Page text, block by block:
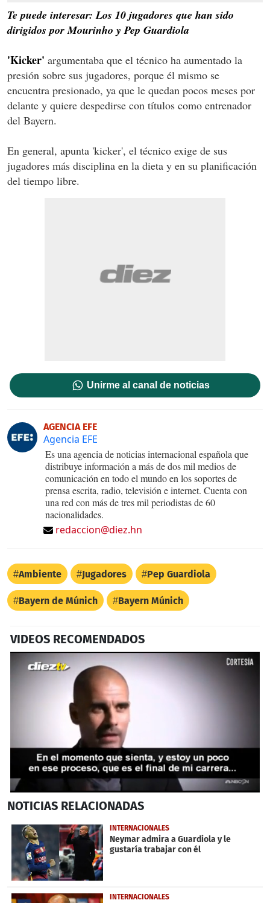
Te puede interesar: Los 10 jugadores que han sido
dirigidos por Mourinho y Pep Guardiola
'Kicker' argumentaba que el técnico ha aumentado la
presión sobre sus jugadores, porque él mismo se
encuentra presionado, ya que le quedan pocos meses por
delante y quiere despedirse con títulos como entrenador
del Bayern.
En general, apunta 'kicker', el técnico exige de sus
jugadores más disciplina en la dieta y en su planificación
del tiempo libre.
Unirme al canal de noticias
AGENCIA EFE
Agencia EFE
Es una agencia de noticias internacional española que
distribuye información a más de dos mil medios de
comunicación en todo el mundo en los soportes de
prensa escrita, radio, televisión e internet. Cuenta con
una red con más de tres mil periodistas de 60
nacionalidades.
redaccion@diez.hn
Ambiente Jugadores Pep Guardiola
Bayern de Múnich Bayern Múnich
VIDEOS RECOMENDADOS
seconds
41
seconds
NOTICIAS RELACIONADAS
INTERNACIONALES
Neymar admira a Guardiola y le
gustaría trabajar con él
INTERNACIONALES